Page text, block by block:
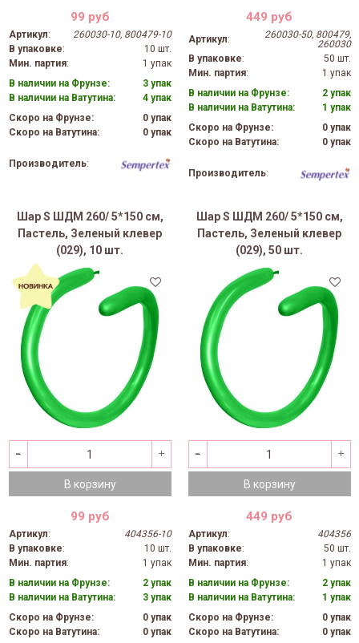
99 руб
Артикул:
260030-10, 800479-10
В упаковке:
10 шт.
Мин. партия:
1 упак
В наличии на Фрунзе:
3 упак
В наличии на Ватутина:
4 упак
Скоро на Фрунзе:
0 упак
Скоро на Ватутина:
0 упак
Производитель:
449 руб
Артикул:
260030-50, 800479,
260030
В упаковке:
50 шт.
Мин. партия:
1 упак
В наличии на Фрунзе:
2 упак
В наличии на Ватутина:
1 упак
Скоро на Фрунзе:
0 упак
Скоро на Ватутина:
0 упак
Производитель:
Шар S ШДМ 260/ 5*150 см,
Пастель, Зеленый клевер
(029), 10 шт.
В корзину
99 руб
Артикул:
404356-10
В упаковке:
10 шт.
Мин. партия:
1 упак
В наличии на Фрунзе:
2 упак
В наличии на Ватутина:
3 упак
Скоро на Фрунзе:
0 упак
Скоро на Ватутина:
0 упак
Шар S ШДМ 260/ 5*150 см,
Пастель, Зеленый клевер
(029), 50 шт.
В корзину
449 руб
Артикул:
404356
В упаковке:
50 шт.
Мин. партия:
1 упак
В наличии на Фрунзе:
2 упак
В наличии на Ватутина:
1 упак
Скоро на Фрунзе:
0 упак
Скоро на Ватутина:
0 упак